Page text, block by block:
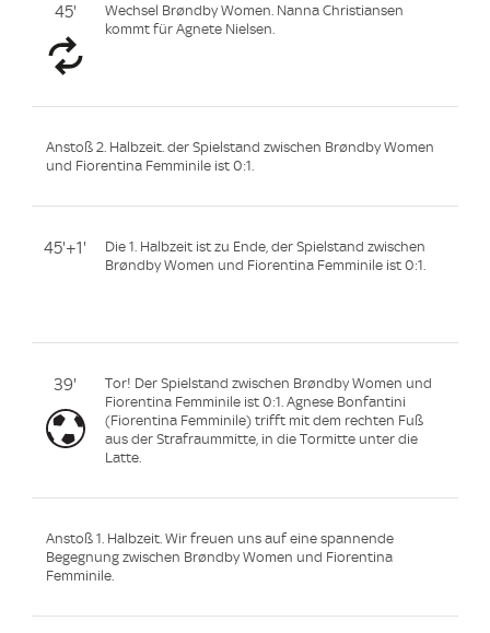
45'
Wechsel Brøndby Women. Nanna Christiansen
kommt für Agnete Nielsen.
Anstoß 2. Halbzeit. der Spielstand zwischen Brøndby Women
und Fiorentina Femminile ist 0:1.
45'+1'
Die 1. Halbzeit ist zu Ende, der Spielstand zwischen
Brøndby Women und Fiorentina Femminile ist 0:1.
39'
Tor! Der Spielstand zwischen Brøndby Women und
Fiorentina Femminile ist 0:1. Agnese Bonfantini
(Fiorentina Femminile) trifft mit dem rechten Fuß
aus der Strafraummitte, in die Tormitte unter die
Latte.
Anstoß 1. Halbzeit. Wir freuen uns auf eine spannende
Begegnung zwischen Brøndby Women und Fiorentina
Femminile.